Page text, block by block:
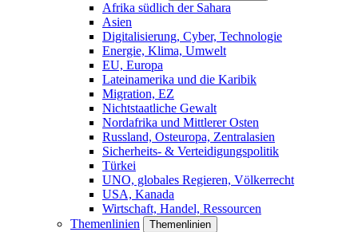
Afrika südlich der Sahara
Asien
Digitalisierung, Cyber, Technologie
Energie, Klima, Umwelt
EU, Europa
Lateinamerika und die Karibik
Migration, EZ
Nichtstaatliche Gewalt
Nordafrika und Mittlerer Osten
Russland, Osteuropa, Zentralasien
Sicherheits- & Verteidigungspolitik
Türkei
UNO, globales Regieren, Völkerrecht
USA, Kanada
Wirtschaft, Handel, Ressourcen
Themenlinien
Themenlinien